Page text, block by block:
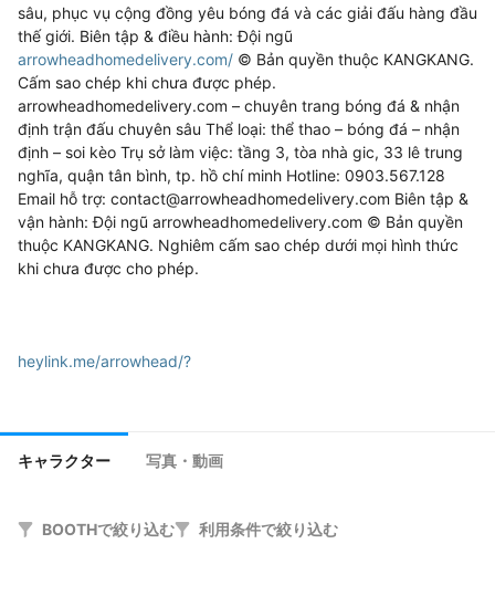
sâu, phục vụ cộng đồng yêu bóng đá và các giải đấu hàng đầu
arrowheadhomedelivery.com/ © Bản quyền thuộc KANGKANG.
Cấm sao chép khi chưa được phép.
arrowheadhomedelivery.com – chuyên trang bóng đá & nhận
định trận đấu chuyên sâu Thể loại: thể thao – bóng đá – nhận
định – soi kèo Trụ sở làm việc: tầng 3, tòa nhà gic, 33 lê trung
nghĩa, quận tân bình, tp. hồ chí minh Hotline: 0903.567.128
Email hỗ trợ: contact@arrowheadhomedelivery.com Biên tập &
vận hành: Đội ngũ arrowheadhomedelivery.com © Bản quyền
thuộc KANGKANG. Nghiêm cấm sao chép dưới mọi hình thức
khi chưa được cho phép.
heylink.me/arrowhead/?
bit.ly/m/arrowhea
assets/profile/org.adobe.user:98EA21FB692425C40A495FB7
キャラクター 写真・動画
BOOTHで絞り込む 利用条件で絞り込む